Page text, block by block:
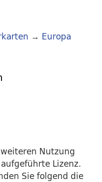
→ Europa
Nutzung
Lizenz.
Sie folgend die